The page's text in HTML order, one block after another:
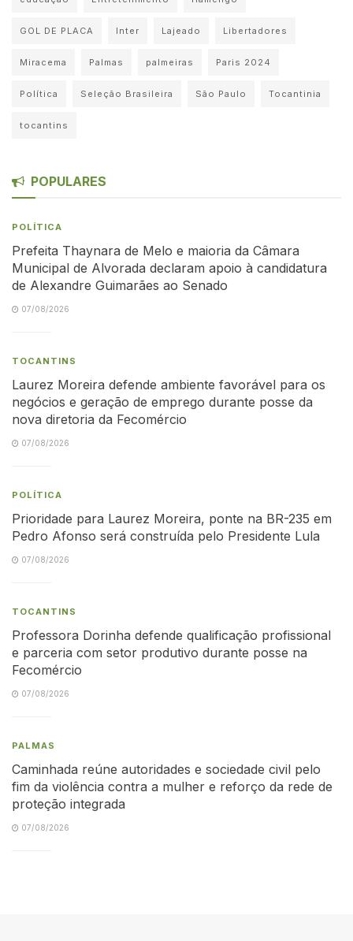
GOL DE PLACA Inter Lajeado Libertadores
Miracema Palmas palmeiras Paris 2024
Política Seleção Brasileira São Paulo Tocantinia
tocantins
POPULARES
POLÍTICA
Prefeita Thaynara de Melo e maioria da Câmara
Municipal de Alvorada declaram apoio à candidatura
de Alexandre Guimarães ao Senado
07/08/2026
TOCANTINS
Laurez Moreira defende ambiente favorável para os
negócios e geração de emprego durante posse da
nova diretoria da Fecomércio
07/08/2026
POLÍTICA
Prioridade para Laurez Moreira, ponte na BR-235 em
Pedro Afonso será construída pelo Presidente Lula
07/08/2026
TOCANTINS
Professora Dorinha defende qualificação profissional
e parceria com setor produtivo durante posse na
Fecomércio
07/08/2026
PALMAS
Caminhada reúne autoridades e sociedade civil pelo
fim da violência contra a mulher e reforço da rede de
proteção integrada
07/08/2026